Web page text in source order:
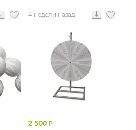
4 недели назад
2 500 Р